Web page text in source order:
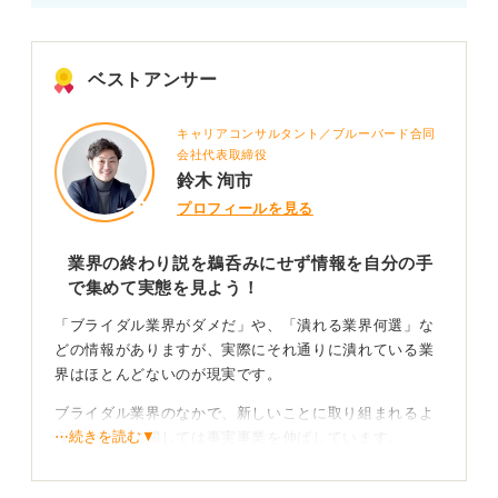
ベストアンサー
キャリアコンサルタント／ブルーバード合同
会社代表取締役
鈴木 洵市
プロフィールを見る
業界の終わり説を鵜呑みにせず情報を自分の手
で集めて実態を見よう！
「ブライダル業界がダメだ」や、「潰れる業界何選」な
どの情報がありますが、実際にそれ通りに潰れている業
界はほとんどないのが現実です。
ブライダル業界のなかで、新しいことに取り組まれるよ
うなところに関しては事実事業を伸ばしています。
⋯続きを読む▼